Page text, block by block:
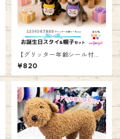
【グリッター年齢シール付
き】お誕生日スタイ＆帽子 バ
ースデイスタイ ハッピーバー
スデー 記念日 年齢 お祝い 記
グッズ 前かけ よだれかけ 帽子
付き ゴム紐 エミリースタイル
emilystyle
¥820